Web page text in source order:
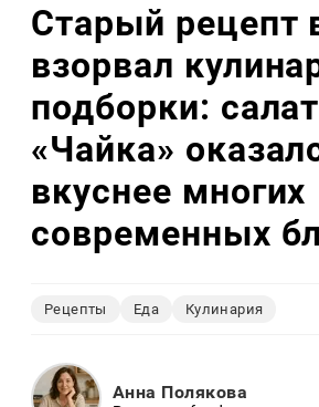
Старый рецепт
взорвал
подборки: салат
«Чайка»
вкуснее многих
современных
Рецепты Еда Кулинария
Анна Полякова